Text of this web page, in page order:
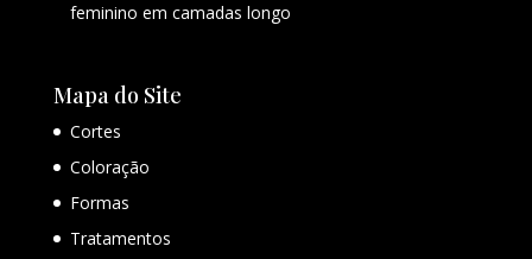
feminino em camadas longo
Mapa do Site
Cortes
Coloração
Formas
Tratamentos